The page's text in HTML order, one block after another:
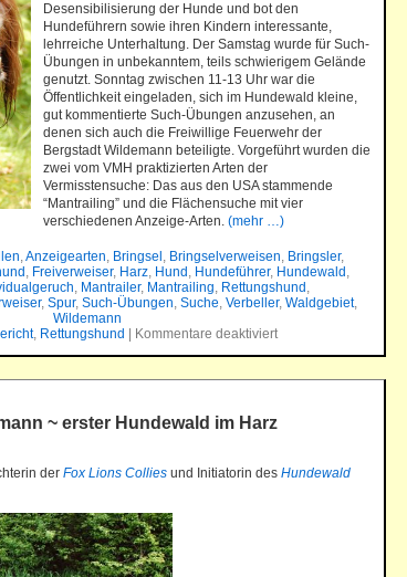
Desensibilisierung der Hunde und bot den
Hundeführern sowie ihren Kindern interessante,
lehrreiche Unterhaltung. Der Samstag wurde für Such-
Übungen in unbekanntem, teils schwierigem Gelände
genutzt. Sonntag zwischen 11-13 Uhr war die
Öffentlichkeit eingeladen, sich im Hundewald kleine,
gut kommentierte Such-Übungen anzusehen, an
denen sich auch die Freiwillige Feuerwehr der
Bergstadt Wildemann beteiligte. Vorgeführt wurden die
zwei vom VMH praktizierten Arten der
Vermisstensuche: Das aus den USA stammende
“Mantrailing” und die Flächensuche mit vier
verschiedenen Anzeige-Arten. (mehr …)
,Anzeigearten, Bringsel , Bringselverweisen, Bringsler,
, Freiverweiser, Harz, Hund , Hundeführer, Hundewald ,
, Mantrailer, Mantrailing, Rettungshund ,
, Spur, Such-Übungen, Suche, Verbeller, Waldgebiet,
Wildemann
, Rettungshund Kommentare deaktiviert
~ erster Hundewald im Harz
der Fox Lions Collies und Initiatorin des Hundewald